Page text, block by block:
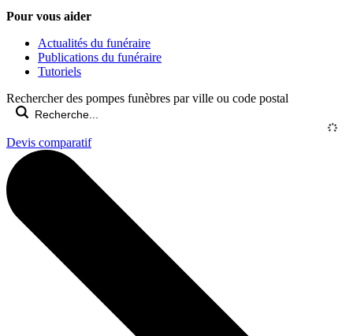
Pour vous aider
Actualités du funéraire
Publications du funéraire
Tutoriels
Rechercher des pompes funèbres par ville ou code postal
Devis comparatif